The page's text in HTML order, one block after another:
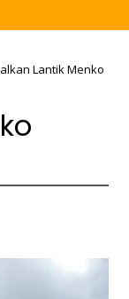
Lantik Menko